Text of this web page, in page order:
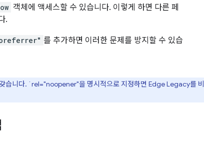
객체에 액세스할 수 있습니다. 이렇게 하면 다른 페
.
를 추가하면 이러한 문제를 방지할 수 있습
습니다. `rel="noopener"을 명시적으로 지정하면 Edge Legacy를 비